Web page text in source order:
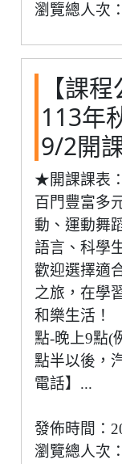
瀏覽總人次
【課
113年
9/2開
★開課課表：
百門豐富多
動、運動舞
語言、科學
歡迎選擇適
之旅，在學
和樂生活！
點-晚上9點(
點半以後，
電話】...
發佈時間：
瀏覽總人次